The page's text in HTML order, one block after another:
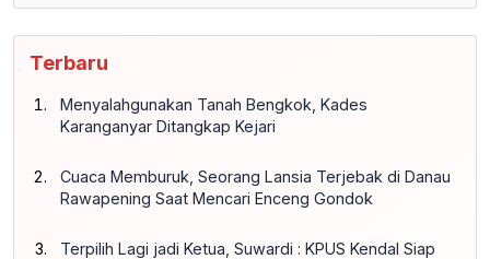
Terbaru
Menyalahgunakan Tanah Bengkok, Kades
Karanganyar Ditangkap Kejari
Cuaca Memburuk, Seorang Lansia Terjebak di Danau
Rawapening Saat Mencari Enceng Gondok
Terpilih Lagi jadi Ketua, Suwardi : KPUS Kendal Siap